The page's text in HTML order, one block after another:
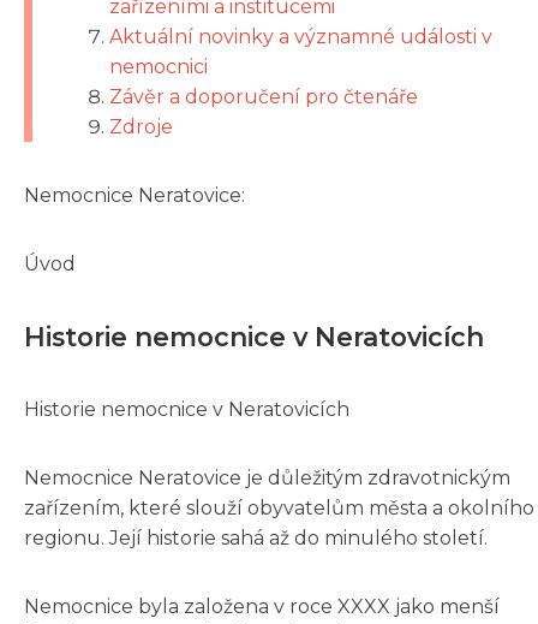
zařízeními a institucemi
Aktuální novinky a významné události v
nemocnici
Závěr a doporučení pro čtenáře
Zdroje
Nemocnice Neratovice:
Úvod
Historie nemocnice v Neratovicích
Historie nemocnice v Neratovicích
Nemocnice Neratovice je důležitým zdravotnickým
zařízením, které slouží obyvatelům města a okolního
regionu. Její historie sahá až do minulého století.
Nemocnice byla založena v roce XXXX jako menší